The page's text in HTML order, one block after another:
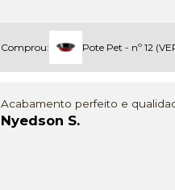
Comprou: Pote Pet - nº 12
Acabamento perfeito e
Nyedson S.